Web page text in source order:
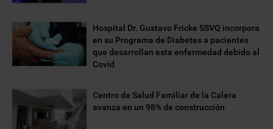
Hospital Dr. Gustavo Fricke SSVQ incorpora
en su Programa de Diabetes a pacientes
que desarrollan esta enfermedad debido al
Covid
Centro de Salud Familiar de la Calera
avanza en un 98% de construcción